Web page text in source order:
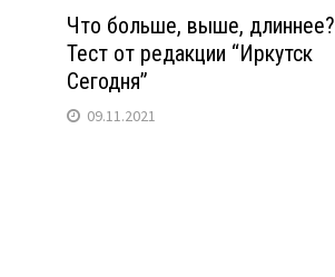
Что больше, выше, длиннее?
Тест от редакции “Иркутск
Сегодня”
09.11.2021